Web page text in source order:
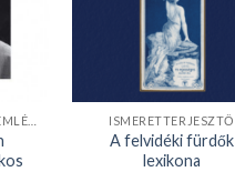
ISMERETTERJESZTŐ
A felvidéki fürdők
lexikona